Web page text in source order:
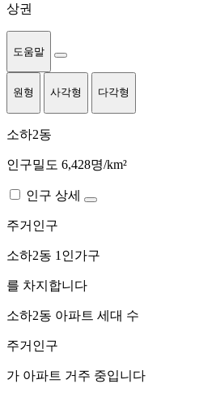
상권
도움말
원형 사각형 다각형
소하2동
인구밀도 6,428명/km²
인구 상세
주거인구
소하2동 1인가구
를 차지합니다
소하2동 아파트 세대 수
주거인구
가 아파트 거주 중입니다